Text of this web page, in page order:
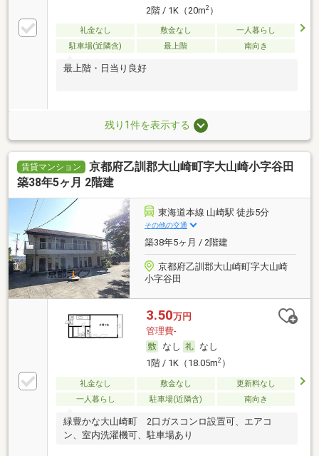
2階 / 1K（20m2）
礼金なし 敷金なし
一人暮らし
駐車場(近隣含)
最上階 南向き
最上階・日当り良好
残り1件を表示する
賃貸マンション
京都府乙訓郡大山崎町字大山崎小字谷田
築38年5ヶ月 2階建
東海道本線 山崎駅 徒歩5分
その他の交通
築38年5ヶ月 / 2階建
京都府乙訓郡大山崎町字大山崎
小字谷田
3.50万円
管理費-
なし
なし
1階 / 1K（18.05m2）
礼金なし 敷金なし
更新料なし
一人暮らし
駐車場(近隣含) 南向き
緑豊かな大山崎町 2口ガスコンロ設置可、エアコ
ン、室内洗濯機可、駐車場あり